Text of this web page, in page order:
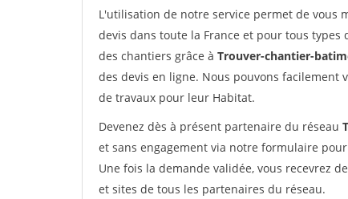
L'utilisation de notre service permet de vous
devis dans toute la France et pour tous
des chantiers grâce à Trouver-chantier-
des devis en ligne. Nous pouvons
de travaux pour leur Habitat.
Devenez dès à présent partenaire du réseau
et sans engagement via notre formulaire
Une fois la demande validée, vous recevrez
et sites de tous les partenaires du réseau.